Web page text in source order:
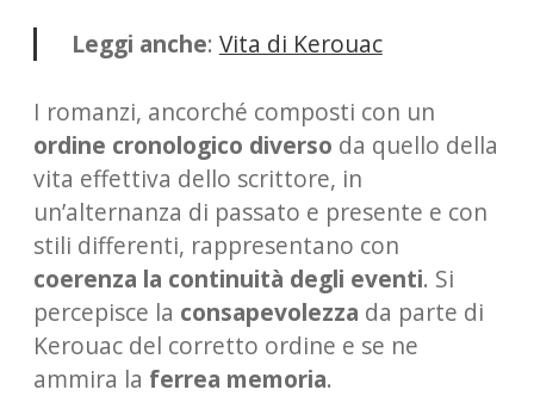
Leggi anche: Vita di Kerouac
I romanzi, ancorché composti con un
ordine cronologico diverso da quello della
vita effettiva dello scrittore, in
un’alternanza di passato e presente e con
stili differenti, rappresentano con
coerenza la continuità degli eventi. Si
percepisce la consapevolezza da parte di
Kerouac del corretto ordine e se ne
ammira la ferrea memoria.